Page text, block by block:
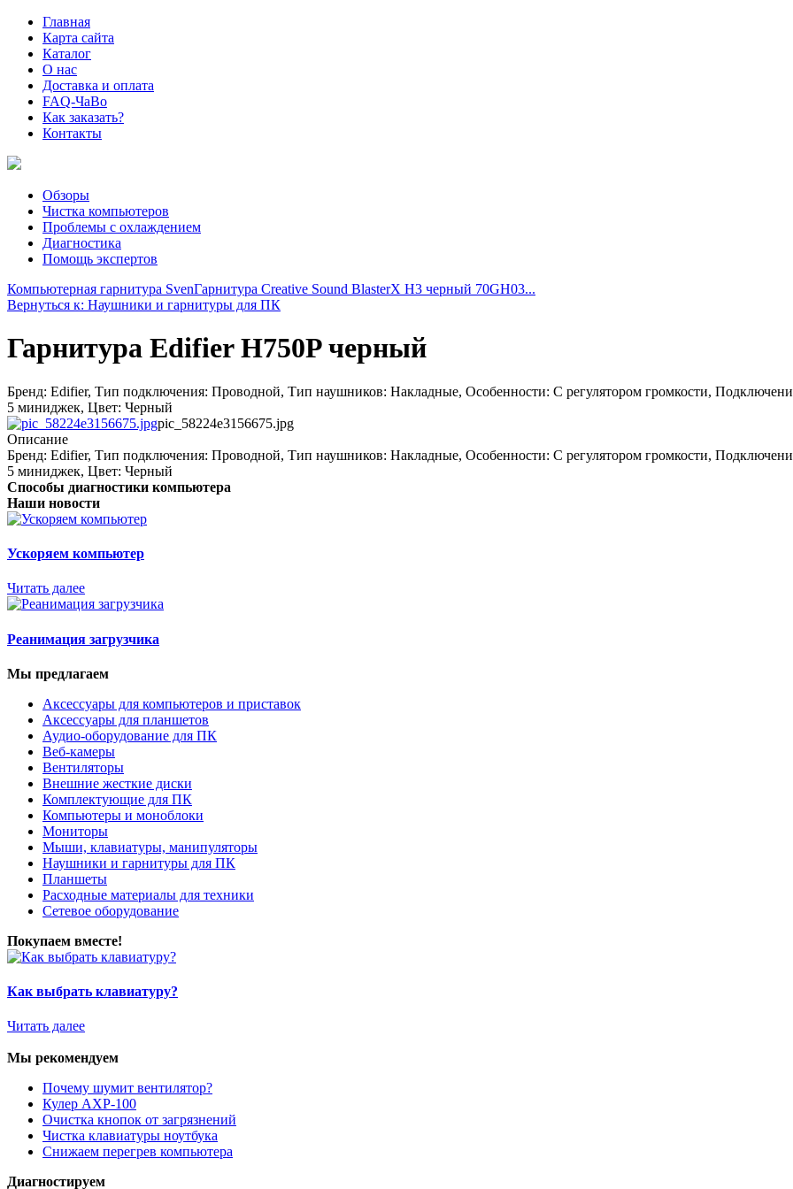
Главная
Карта сайта
Каталог
О нас
Доставка и оплата
FAQ-ЧаВо
Как заказать?
Контакты
Обзоры
Чистка компьютеров
Проблемы с охлаждением
Диагностика
Помощь экспертов
Компьютерная гарнитура SvenГарнитура Creative Sound BlasterX H3 черный 70GH03...
Вернуться к: Наушники и гарнитуры для ПК
Гарнитура Edifier H750P черный
Бренд: Edifier, Тип подключения: Проводной, Тип наушников: Накладные, Особенности: С регулятором громкости,
5 миниджек, Цвет: Черный
pic_58224e3156675.jpg
Описание
Бренд: Edifier, Тип подключения: Проводной, Тип наушников: Накладные, Особенности: С регулятором громкости,
5 миниджек, Цвет: Черный
Способы диагностики компьютера
Наши новости
Ускоряем компьютер
Читать далее
Реанимация загрузчика
Мы предлагаем
Аксессуары для компьютеров и приставок
Аксессуары для планшетов
Аудио-оборудование для ПК
Веб-камеры
Вентиляторы
Внешние жесткие диски
Комплектующие для ПК
Компьютеры и моноблоки
Мониторы
Мыши, клавиатуры, манипуляторы
Наушники и гарнитуры для ПК
Планшеты
Расходные материалы для техники
Сетевое оборудование
Покупаем вместе!
Как выбрать клавиатуру?
Читать далее
Мы рекомендуем
Почему шумит вентилятор?
Кулер AXP-100
Очистка кнопок от загрязнений
Чистка клавиатуры ноутбука
Снижаем перегрев компьютера
Диагностируем